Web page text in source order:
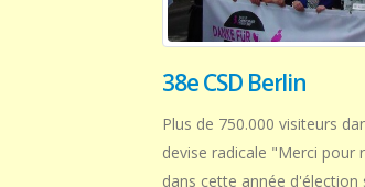
38e CSD Berlin
Plus de 750.000 visiteurs
devise radicale "Merci pour
dans cette année d'élection